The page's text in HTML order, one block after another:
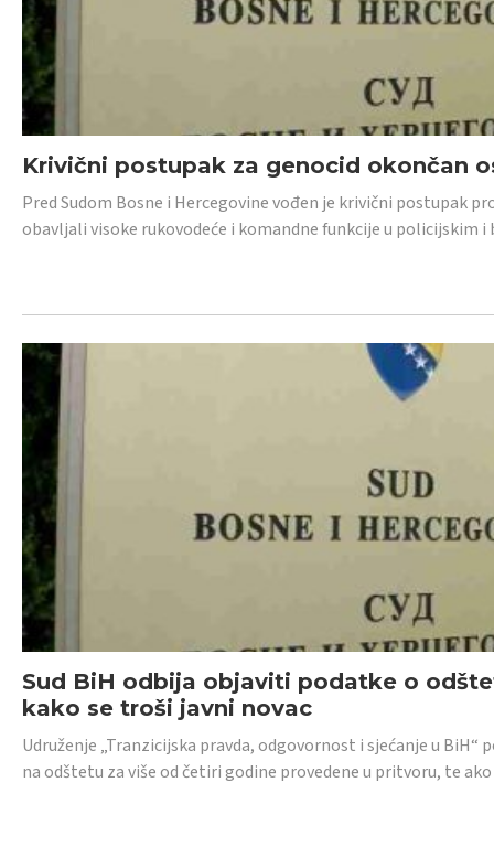
Krivični postupak za genocid okončan
Pred Sudom Bosne i Hercegovine vođen je krivični postupak
obavljali visoke rukovodeće i komandne funkcije u policijskim
Sud BiH odbija objaviti podatke o
kako se troši javni novac
Udruženje „Tranzicijska pravda, odgovornost i sjećanje u
na odštetu za više od četiri godine provedene u pritvoru, te